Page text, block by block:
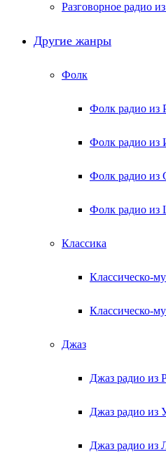
Разговорное радио
Другие жанры
Фолк
Фолк радио из
Фолк радио из
Фолк радио
Фолк радио из
Классика
Классическо-
Классическо-
Джаз
Джаз радио из
Джаз радио из
Джаз радио из